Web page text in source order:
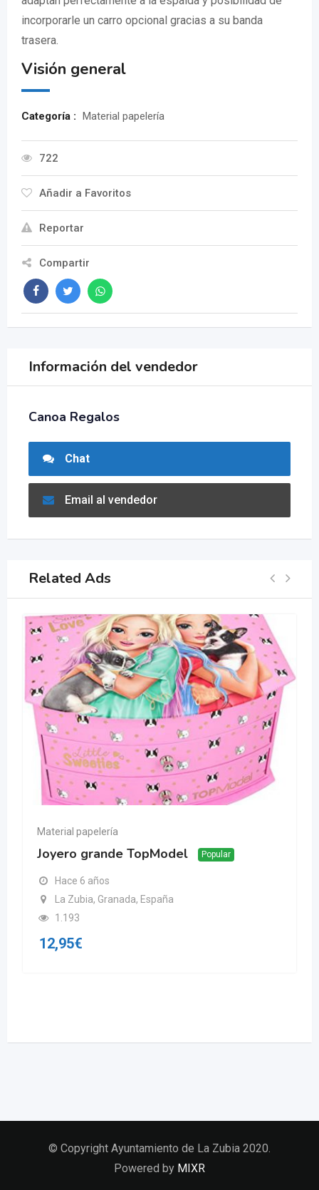
incorporarle un carro opcional gracias a su banda
trasera.
Visión general
Categoría : Material papelería
722
Añadir a Favoritos
Reportar
Compartir
Información del vendedor
Canoa Regalos
Chat
Email al vendedor
Related Ads
Material papelería
Joyero grande TopModel Popular
Hace 6 años
La Zubia, Granada, España
1.193
12,95€
© Copyright Ayuntamiento de La Zubia 2020.
Powered by MIXR